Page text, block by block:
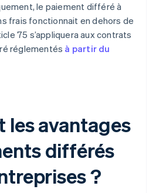
le paiement différé à
frais fonctionnait en dehors de
75 s’appliquera aux contrats
réglementés à partir du
les avantages
différés
?